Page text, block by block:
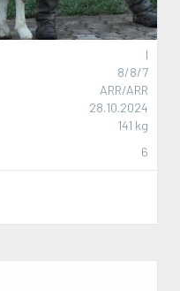
I
8/8/7
ARR/ARR
28.10.2024
141 kg
6